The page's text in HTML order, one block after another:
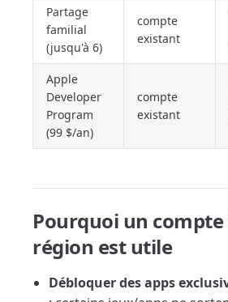
Partage
familial
(jusqu'à 6)
compte
existant
Apple
Developer
Program
(99 $/an)
compte
existant
Pourquoi un
région est utile
Débloquer des apps